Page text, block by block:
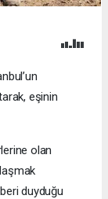
eşinin
olan
duyduğu